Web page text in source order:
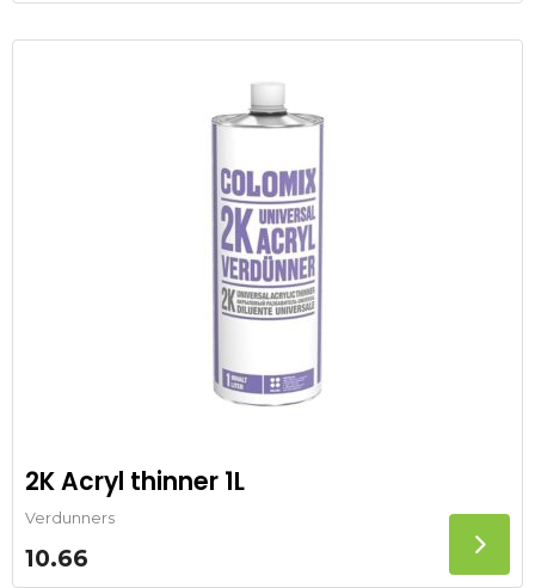
2K Acryl thinner 1L
Verdunners
10.66